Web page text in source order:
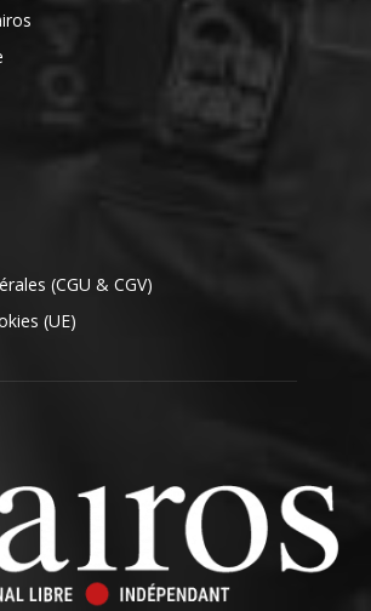
(CGU & CGV)
(UE)